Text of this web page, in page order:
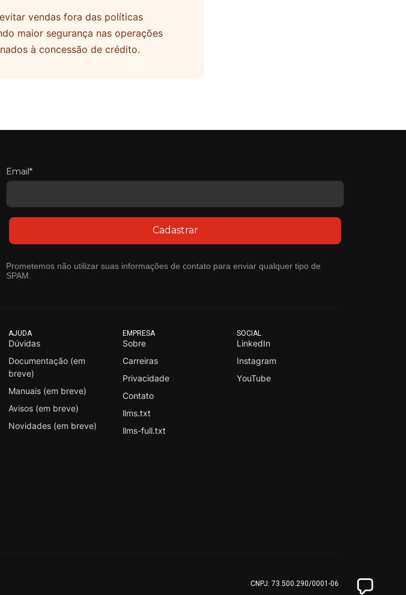
vendas fora das políticas
maior segurança nas operações
à concessão de crédito.
Email*
Cadastrar
Prometemos não utilizar suas informações de contato para enviar qualquer tipo de
SPAM.
AJUDA
Dúvidas
Documentação (em
breve)
Manuais (em breve)
Avisos (em breve)
Novidades (em breve)
EMPRESA
Sobre
Carreiras
Privacidade
Contato
llms.txt
llms-full.txt
SOCIAL
LinkedIn
Instagram
YouTube
CNPJ: 73.500.290/0001-06